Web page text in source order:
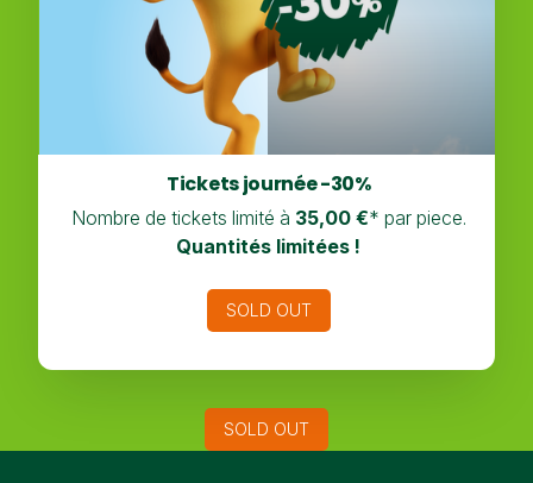
Tickets journée -30%
Nombre de tickets limité à 35,00 €* par piece.
Quantités limitées !
SOLD OUT
SOLD OUT